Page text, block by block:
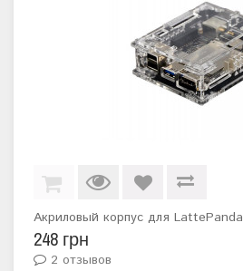
Акриловый корпус для LattePanda
248 грн
2 отзывов